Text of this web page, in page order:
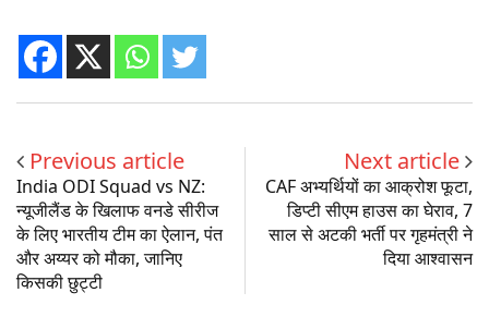
Previous article
India ODI Squad vs NZ:
न्यूजीलैंड के खिलाफ वनडे सीरीज
के लिए भारतीय टीम का ऐलान, पंत
और अय्यर को मौका, जानिए
किसकी छुट्टी
Next article
CAF अभ्यर्थियों का आक्रोश फूटा,
डिप्टी सीएम हाउस का घेराव, 7
साल से अटकी भर्ती पर गृहमंत्री ने
दिया आश्वासन